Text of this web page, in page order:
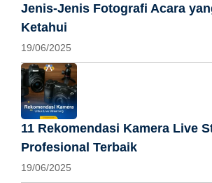
Jenis-Jenis Fotografi Acara
Ketahui
19/06/2025
11 Rekomendasi Kamera Live
Profesional Terbaik
19/06/2025